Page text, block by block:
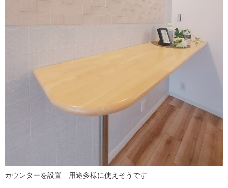
カウンターを設置 用途多様に使えそうです